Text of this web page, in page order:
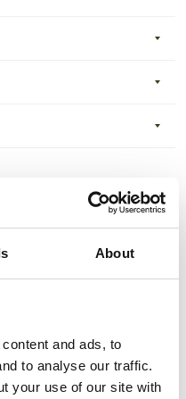
About
and ads, to
to analyse our traffic.
your use of our site with
er niet
ons op